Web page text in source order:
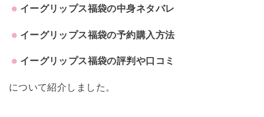
イーグリップス福袋の中身ネタバレ
イーグリップス福袋の予約購入方法
イーグリップス福袋の評判や口コミ
について紹介しました。